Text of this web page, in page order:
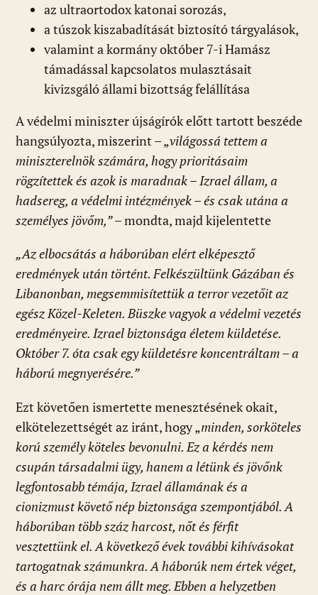
az ultraortodox katonai sorozás,
a túszok kiszabadítását biztosító tárgyalások,
valamint a kormány október 7-i Hamász
támadással kapcsolatos mulasztásait
kivizsgáló állami bizottság felállítása
A védelmi miniszter újságírók előtt tartott beszéde
hangsúlyozta, miszerint – „világossá tettem a
miniszterelnök számára, hogy prioritásaim
rögzítettek és azok is maradnak – Izrael állam, a
hadsereg, a védelmi intézmények – és csak utána a
személyes jövőm,”– mondta, majd kijelentette
„Az elbocsátás a háborúban elért elképesztő
eredmények után történt. Felkészültünk Gázában és
Libanonban, megsemmisítettük a terror vezetőit az
egész Közel-Keleten. Büszke vagyok a védelmi vezetés
eredményeire. Izrael biztonsága életem küldetése.
Október 7. óta csak egy küldetésre koncentráltam – a
háború megnyerésére.”
Ezt követően ismertette menesztésének okait,
elkötelezettségét az iránt, hogy „minden, sorköteles
korú személy köteles bevonulni. Ez a kérdés nem
csupán társadalmi ügy, hanem a létünk és jövőnk
legfontosabb témája, Izrael államának és a
cionizmust követő nép biztonsága szempontjából. A
háborúban több száz harcost, nőt és férfit
vesztettünk el. A következő évek további kihívásokat
tartogatnak számunkra. A háborúk nem értek véget,
és a harc órája nem állt meg. Ebben a helyzetben